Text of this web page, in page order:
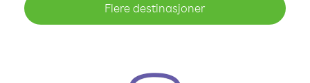
Flere destinasjoner